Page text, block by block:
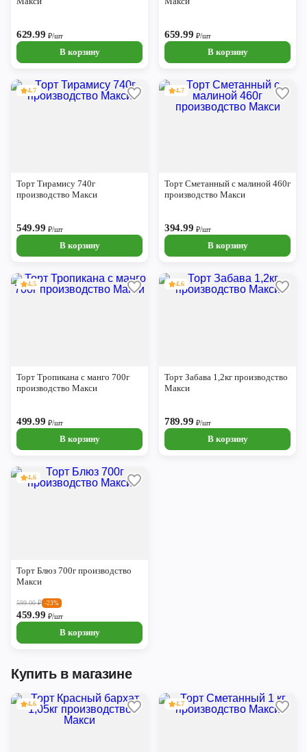
629.99 ₽/шт
В корзину
659.99 ₽/шт
В корзину
4.7
Торт Тирамису 740г
производство Макси
549.99 ₽/шт
В корзину
4.7
Торт Сметанный с малиной 460г
производство Макси
394.99 ₽/шт
В корзину
4.5
Торт Тропикана с манго 700г
производство Макси
499.99 ₽/шт
В корзину
4.6
Торт Забава 1,2кг производство
Макси
789.99 ₽/шт
В корзину
4.6
Торт Блюз 700г производство
Макси
599.00₽ -23%
459.99 ₽/шт
В корзину
Купить в магазине
4.6 4.7